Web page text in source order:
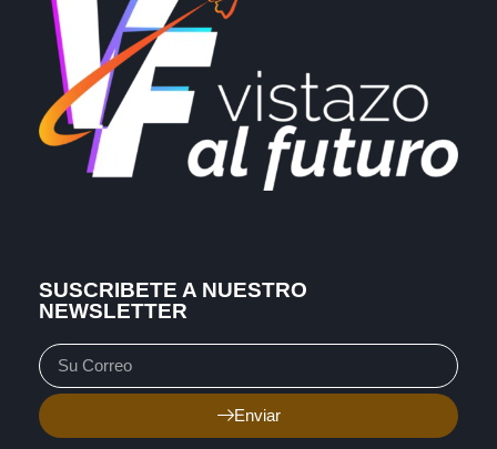
SUSCRIBETE A NUESTRO
NEWSLETTER
Enviar